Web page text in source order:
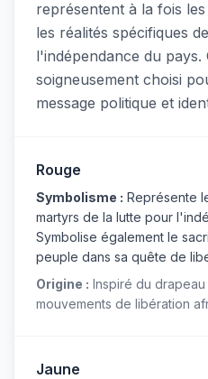
représentent à la fois
les réalités spécifiques
l'indépendance du pays.
soigneusement choisi
message politique et
Rouge
Symbolisme : Représente
martyrs de la lutte pour
Symbolise également le
peuple dans sa quête de
Origine : Inspiré du drapeau
mouvements de libération
Jaune